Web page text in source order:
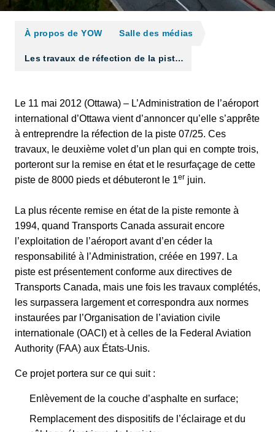
À propos de YOW Salle des médias
Les travaux de réfection de la pist…
Le 11 mai 2012 (Ottawa) – L’Administration de l’aéroport
international d’Ottawa vient d’annoncer qu’elle s’apprête
à entreprendre la réfection de la piste 07/25. Ces
travaux, le deuxième volet d’un plan qui en compte trois,
porteront sur la remise en état et le resurfaçage de cette
piste de 8000 pieds et débuteront le 1er juin.
La plus récente remise en état de la piste remonte à
1994, quand Transports Canada assurait encore
l’exploitation de l’aéroport avant d’en céder la
responsabilité à l’Administration, créée en 1997. La
piste est présentement conforme aux directives de
Transports Canada, mais une fois les travaux complétés,
les surpassera largement et correspondra aux normes
instaurées par l’Organisation de l’aviation civile
internationale (OACI) et à celles de la Federal Aviation
Authority (FAA) aux États-Unis.
Ce projet portera sur ce qui suit :
Enlèvement de la couche d’asphalte en surface;
Remplacement des dispositifs de l’éclairage et du